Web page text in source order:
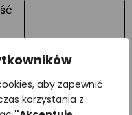
aby zapewnić
korzystania z